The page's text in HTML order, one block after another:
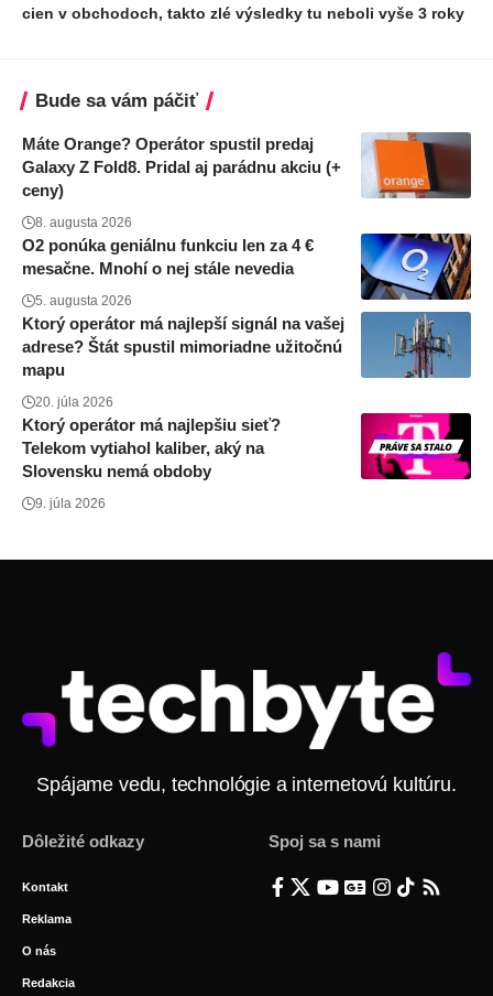
cien v obchodoch, takto zlé výsledky tu neboli vyše 3 roky
Bude sa vám páčiť
Máte Orange? Operátor spustil predaj
Galaxy Z Fold8. Pridal aj parádnu akciu (+
ceny)
8. augusta 2026
O2 ponúka geniálnu funkciu len za 4 €
mesačne. Mnohí o nej stále nevedia
5. augusta 2026
Ktorý operátor má najlepší signál na vašej
adrese? Štát spustil mimoriadne užitočnú
mapu
20. júla 2026
Ktorý operátor má najlepšiu sieť?
Telekom vytiahol kaliber, aký na
Slovensku nemá obdoby
9. júla 2026
Spájame vedu, technológie a internetovú kultúru.
Dôležité odkazy
Kontakt
Reklama
O nás
Redakcia
Spoj sa s nami